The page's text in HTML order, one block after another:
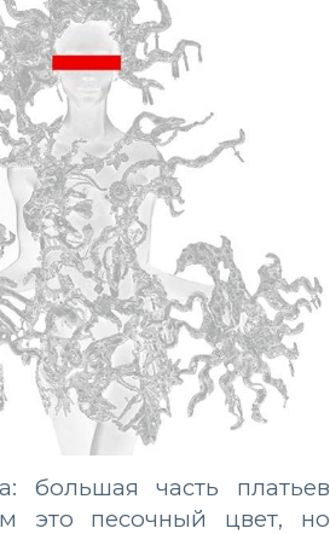
большая часть платьев
это песочный цвет, но